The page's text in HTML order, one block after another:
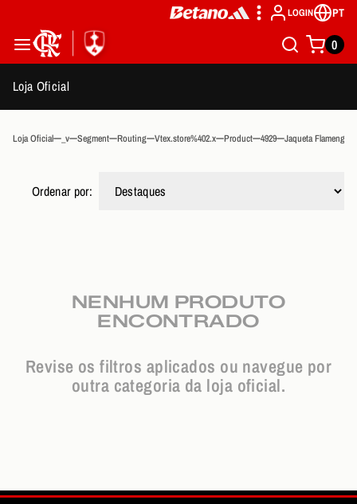
LOGIN PT
0
Loja Oficial
Loja Oficial _v Segment Routing Vtex.store%402.x Product 4929 Jaqueta Flamengo
Ordenar por:
NENHUM PRODUTO
ENCONTRADO
Revise os filtros aplicados ou navegue por
outra categoria da loja oficial.